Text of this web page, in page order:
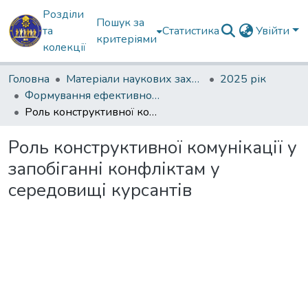
Розділи
та
колекції
Пошук за
критеріями
Статистика Увійти
Головна Матеріали наукових заходів
2025 рік
Формування ефективності професійної мовної комунікації в умовах інформаційної агресії
Роль конструктивної комунікації у запобіганні конфліктам у середовищі курсантів
Роль конструктивної комунікації у
запобіганні конфліктам у
середовищі курсантів